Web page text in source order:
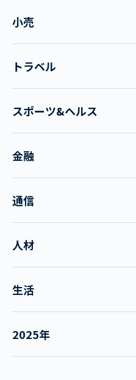
小売
トラベル
スポーツ&ヘルス
金融
通信
人材
生活
2025年